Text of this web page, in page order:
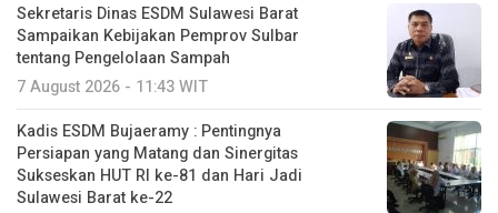
Sekretaris Dinas ESDM Sulawesi Barat
Sampaikan Kebijakan Pemprov Sulbar
tentang Pengelolaan Sampah
7 August 2026 - 11:43 WIT
Kadis ESDM Bujaeramy : Pentingnya
Persiapan yang Matang dan Sinergitas
Sukseskan HUT RI ke-81 dan Hari Jadi
Sulawesi Barat ke-22